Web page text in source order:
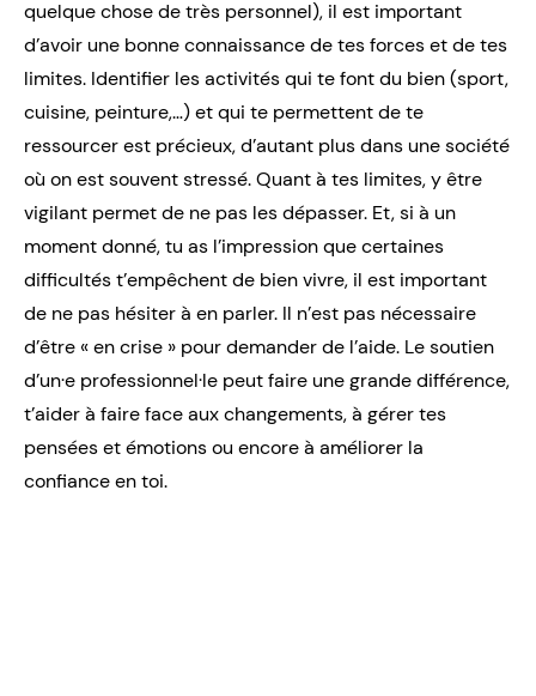
quelque chose de très personnel), il est important
d’avoir une bonne connaissance de tes forces et de tes
limites. Identifier les activités qui te font du bien (sport,
cuisine, peinture,…) et qui te permettent de te
ressourcer est précieux, d’autant plus dans une société
où on est souvent stressé. Quant à tes limites, y être
vigilant permet de ne pas les dépasser. Et, si à un
moment donné, tu as l’impression que certaines
difficultés t’empêchent de bien vivre, il est important
de ne pas hésiter à en parler. Il n’est pas nécessaire
d’être « en crise » pour demander de l’aide. Le soutien
d’un·e professionnel·le peut faire une grande différence,
t’aider à faire face aux changements, à gérer tes
pensées et émotions ou encore à améliorer la
confiance en toi.